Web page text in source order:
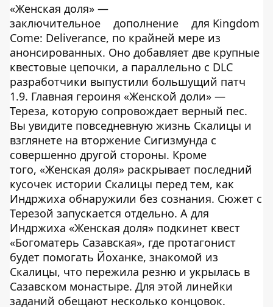
«Женская доля» —
заключительное
дополнение
для Kingdom
Come: Deliverance, по крайней мере из
анонсированных. Оно добавляет две крупные
квестовые цепочки, а параллельно с DLC
разработчики выпустили большущий патч
1.9. Главная героиня «Женской доли» —
Тереза, которую сопровождает верный пес.
Вы увидите повседневную жизнь Скалицы и
взглянете на вторжение Сигизмунда с
совершенно другой стороны. Кроме
того, «Женская доля» раскрывает последний
кусочек истории Скалицы перед тем, как
Индржиха обнаружили без сознания. Сюжет с
Терезой запускается отдельно. А для
Индржиха «Женская доля» подкинет квест
«Богоматерь Сазавская», где протагонист
будет помогать Йоханке, знакомой из
Скалицы, что пережила резню и укрылась в
Сазавском монастыре. Для этой линейки
заданий обещают несколько концовок.